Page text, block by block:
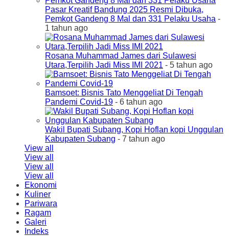
Pasar Kreatif Bandung 2025 Resmi Dibuka,
Pemkot Gandeng 8 Mal dan 331 Pelaku Usaha -
1 tahun ago
Rosana Muhammad James dari Sulawesi
Utara,Terpilih Jadi Miss IMI 2021 - 5 tahun ago
Bamsoet: Bisnis Tato Menggeliat Di Tengah
Pandemi Covid-19 - 6 tahun ago
Wakil Bupati Subang, Kopi Hoflan kopi Unggulan
Kabupaten Subang - 7 tahun ago
View all
View all
View all
View all
Ekonomi
Kuliner
Pariwara
Ragam
Galeri
Indeks